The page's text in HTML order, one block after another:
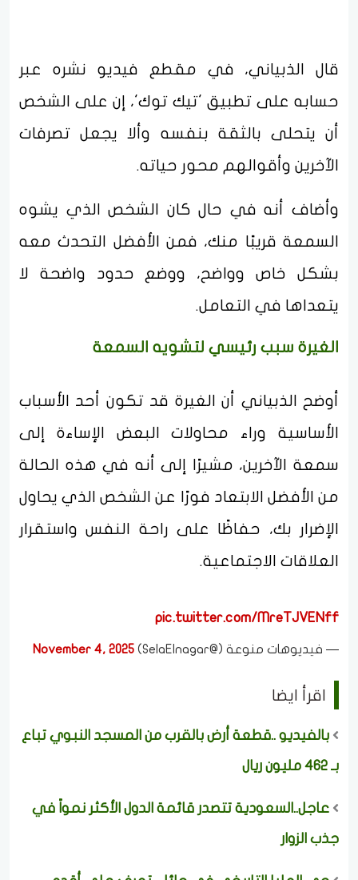
قال الذبياني، في مقطع فيديو نشره عبر
حسابه على تطبيق 'تيك توك'، إن على الشخص
أن يتحلى بالثقة بنفسه وألا يجعل تصرفات
الآخرين وأقوالهم محور حياته.
وأضاف أنه في حال كان الشخص الذي يشوه
السمعة قريبًا منك، فمن الأفضل التحدث معه
بشكل خاص وواضح، ووضع حدود واضحة لا
يتعداها في التعامل.
الغيرة سبب رئيسي لتشويه السمعة
أوضح الذبياني أن الغيرة قد تكون أحد الأسباب
الأساسية وراء محاولات البعض الإساءة إلى
سمعة الآخرين، مشيرًا إلى أنه في هذه الحالة
من الأفضل الابتعاد فورًا عن الشخص الذي يحاول
الإضرار بك، حفاظًا على راحة النفس واستقرار
العلاقات الاجتماعية.
pic.twitter.com/MreTJVENff
— فيديوهات منوعة (@SelaElnagar) November 4, 2025
اقرأ ايضا
بالفيديو ..قطعة أرض بالقرب من المسجد النبوي تباع
بـ 462 مليون ريال
عاجل..السعودية تتصدر قائمة الدول الأكثر نمواً في
جذب الزوار